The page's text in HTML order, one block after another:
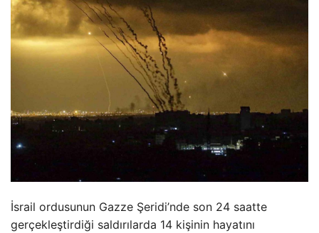
İsrail ordusunun Gazze Şeridi’nde son 24 saatte
gerçekleştirdiği saldırılarda 14 kişinin hayatını